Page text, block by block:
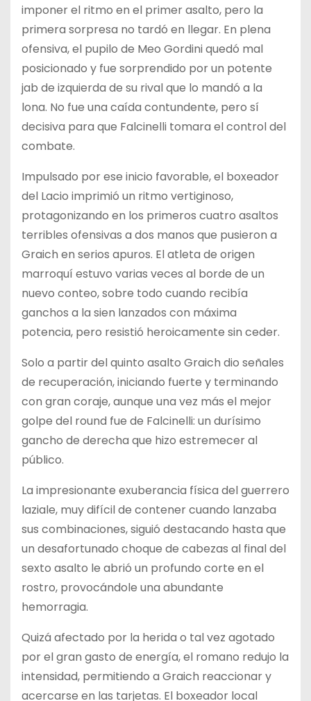
imponer el ritmo en el primer asalto, pero la
primera sorpresa no tardó en llegar. En plena
ofensiva, el pupilo de Meo Gordini quedó mal
posicionado y fue sorprendido por un potente
jab de izquierda de su rival que lo mandó a la
lona. No fue una caída contundente, pero sí
decisiva para que Falcinelli tomara el control del
combate.
Impulsado por ese inicio favorable, el boxeador
del Lacio imprimió un ritmo vertiginoso,
protagonizando en los primeros cuatro asaltos
terribles ofensivas a dos manos que pusieron a
Graich en serios apuros. El atleta de origen
marroquí estuvo varias veces al borde de un
nuevo conteo, sobre todo cuando recibía
ganchos a la sien lanzados con máxima
potencia, pero resistió heroicamente sin ceder.
Solo a partir del quinto asalto Graich dio señales
de recuperación, iniciando fuerte y terminando
con gran coraje, aunque una vez más el mejor
golpe del round fue de Falcinelli: un durísimo
gancho de derecha que hizo estremecer al
público.
La impresionante exuberancia física del guerrero
laziale, muy difícil de contener cuando lanzaba
sus combinaciones, siguió destacando hasta que
un desafortunado choque de cabezas al final del
sexto asalto le abrió un profundo corte en el
rostro, provocándole una abundante
hemorragia.
Quizá afectado por la herida o tal vez agotado
por el gran gasto de energía, el romano redujo la
intensidad, permitiendo a Graich reaccionar y
acercarse en las tarjetas. El boxeador local